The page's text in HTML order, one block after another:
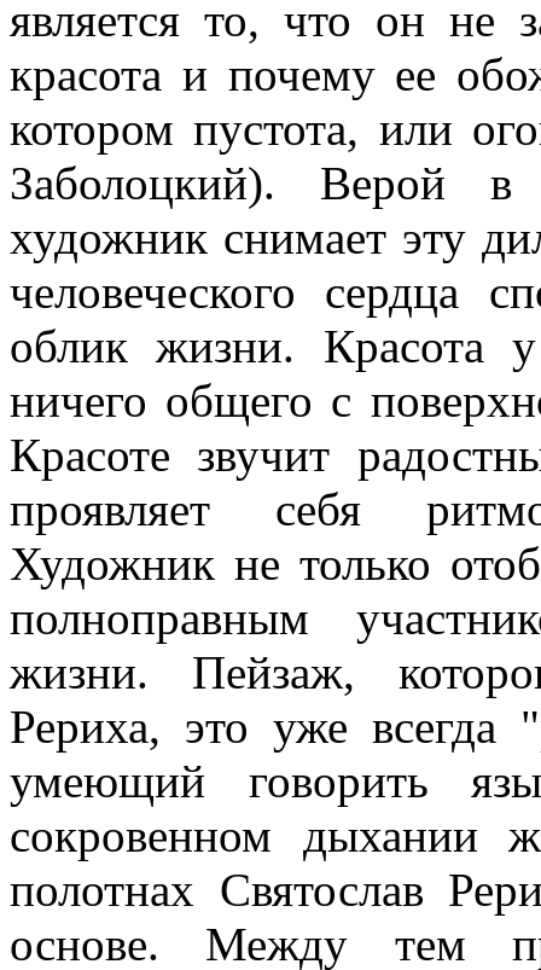
является то, что он не
красота и почему ее
котором пустота, или
Заболоцкий). Верой в
художник снимает эту
человеческого сердца
облик жизни. Красота
ничего общего с
Красоте звучит
проявляет себя
Художник не только
полноправным
жизни. Пейзаж,
Рериха, это уже всегда "
умеющий говорить
сокровенном дыхании
полотнах Святослав
основе. Между тем